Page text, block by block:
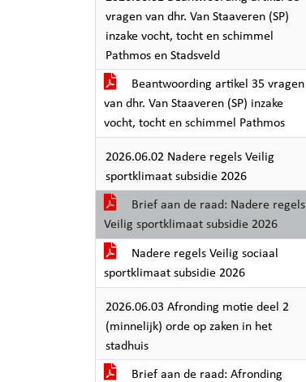
vragen van dhr. Van Staaveren (SP)
inzake vocht, tocht en schimmel
Pathmos en Stadsveld
Beantwoording artikel 35 vragen
van dhr. Van Staaveren (SP) inzake
vocht, tocht en schimmel Pathmos
2026.06.02 Nadere regels Veilig
sportklimaat subsidie 2026
Brief aan de raad: Nadere regels
Veilig sportklimaat subsidie 2026
Nadere regels Veilig sociaal
sportklimaat subsidie 2026
2026.06.03 Afronding motie deel 2
(minnelijk) orde op zaken in het
stadhuis
Brief aan de raad: Afronding